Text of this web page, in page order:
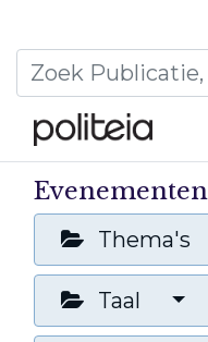
Evenementen
Thema's
Taal